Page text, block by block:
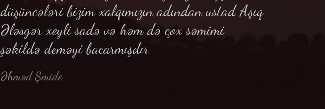
düşüncələri bizim xalqımızın adından ustad Aşıq
Ələsgər xeyli sadə və həm də çox səmimi
şəkildə deməyi bacarmışdır
Əhməd Şmide